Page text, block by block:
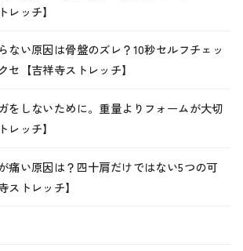
レッチ】
ない原因は骨盤のズレ？10秒セルフチェッ
セ【吉祥寺ストレッチ】
をしないために。重量よりフォームが大切
レッチ】
痛い原因は？四十肩だけではない5つの可
ストレッチ】